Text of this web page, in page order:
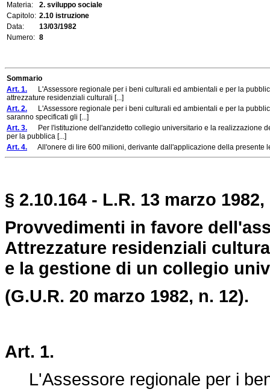
Materia:
2. sviluppo sociale
Capitolo: 2.10 istruzione
Data:
13/03/1982
Numero: 8
Sommario
Art. 1. L'Assessore regionale per i beni culturali ed ambientali e per la
attrezzature residenziali culturali [...]
Art. 2. L'Assessore regionale per i beni culturali ed ambientali e per la
saranno specificati gli [...]
Art. 3. Per l'istituzione dell'anzidetto collegio universitario e la realizzazione
per la pubblica [...]
Art. 4. All'onere di lire 600 milioni, derivante dall'applicazione della presente
§ 2.10.164 - L.R. 13 marzo 1982,
Provvedimenti in favore
Attrezzature residenziali
e la gestione di un collegio
(G.U.R. 20 marzo 1982, n. 12).
Art. 1.
L'Assessore regionale per i